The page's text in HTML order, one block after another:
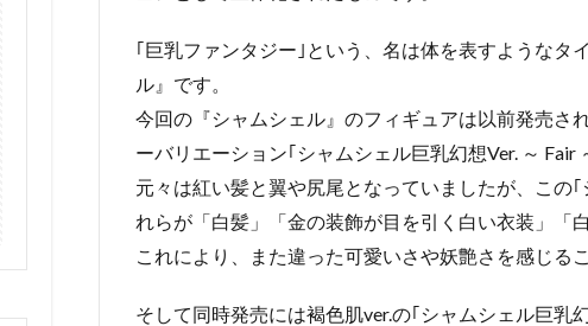
｢巨乳ファンタジー｣という、名は体を表すようなタ
ル』です。
今回の『シャムシェル』のフィギュアは以前発売さ
ーバリエーション｢シャムシェル巨乳幻想Ver. ～ Fair
元々は紅い髪と翼や尻尾となっていましたが、この
れらが「白髪」「金の装飾が目を引く白い衣装」「
これにより、また違った可愛いさや妖艶さを感じる
そして同時発売には褐色肌ver.の｢シャムシェル巨乳